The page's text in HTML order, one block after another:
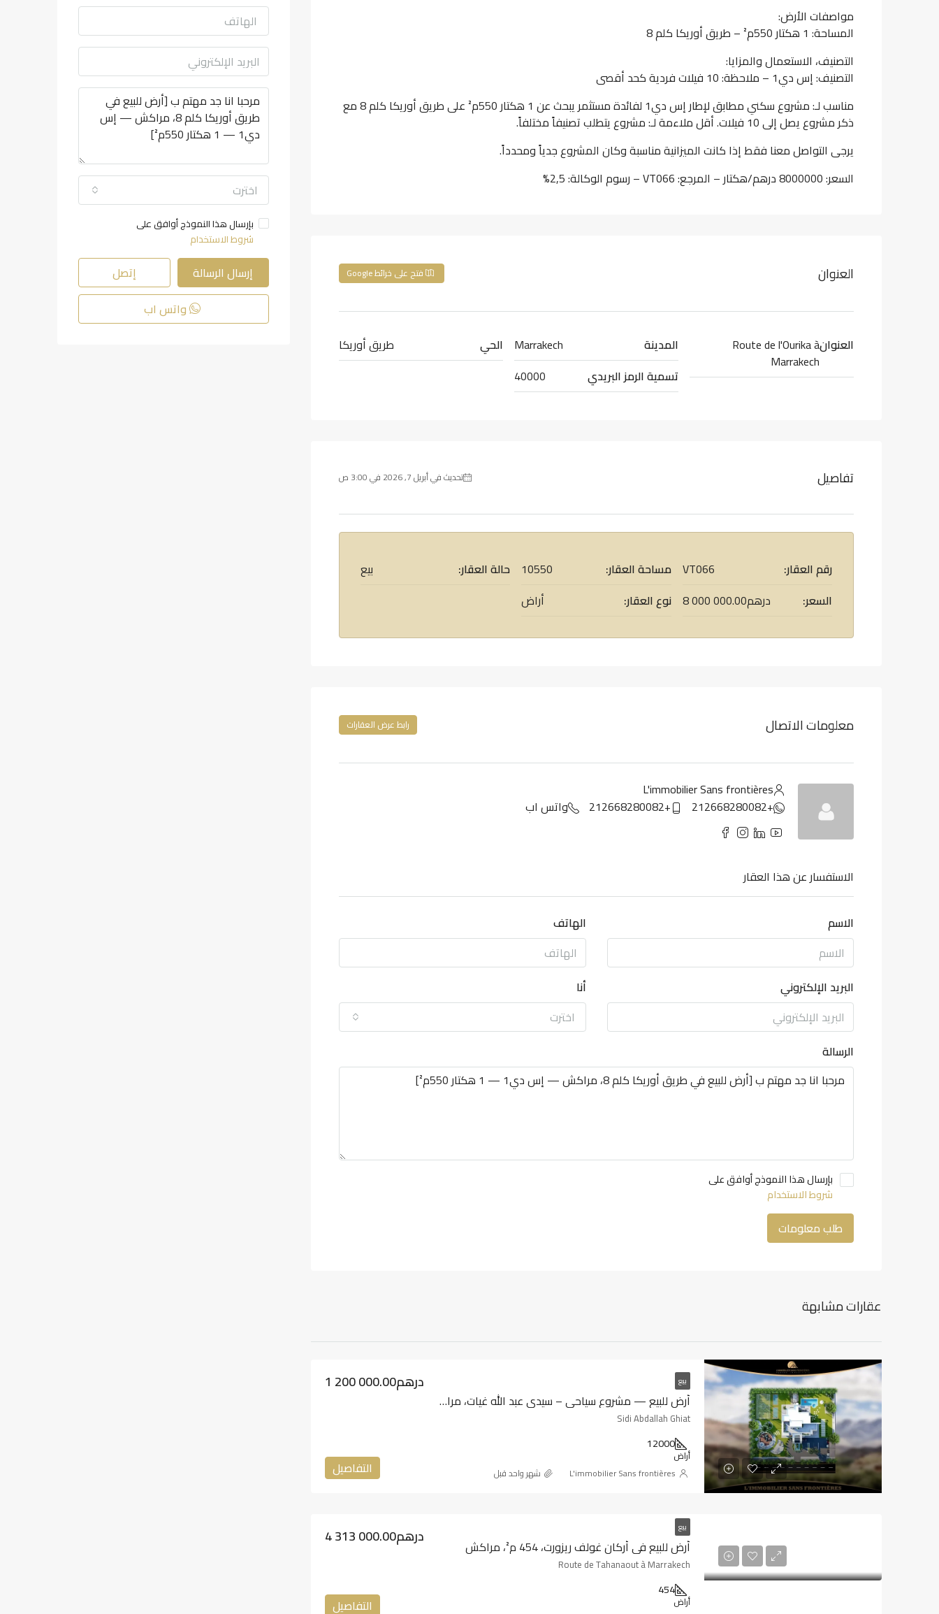
مواصفات الأرض:
المساحة: 1 هكتار 550م² – طريق أوريكا كلم 8
التصنيف، الاستعمال والمزايا:
التصنيف: إس دي1 – ملاحظة: 10 فيلات فردية كحد أقصى
مناسب لـ: مشروع سكني مطابق لإطار إس دي1 لفائدة مستثمر يبحث عن 1 هكتار 550م² على طريق أوريكا كلم 8 مع
ذكر مشروع يصل إلى 10 فيلات. أقل ملاءمة لـ: مشروع يتطلب تصنيفاً مختلفاً.
يرجى التواصل معنا فقط إذا كانت الميزانية مناسبة وكان المشروع جدياً ومحدداً.
السعر: 8000000 درهم/هكتار – المرجع: VT066 – رسوم الوكالة: 2,5%
العنوان فتح على خرائط Google
العنوانRoute de l'Ourika à
Marrakech
المدينة
Marrakech
تسمية الرمز البريدي
40000
الحي طريق أوريكا
تفاصيل تحديث في أبريل 7, 2026 في 3:00 ص
رقم العقار:
VT066
السعر:
8 000 000.00درهم
مساحة العقار:
10550
نوع العقار:
أراض
حالة العقار: بيع
معلومات الاتصال رابط عرض العقارات
L'immobilier Sans frontières
+212668280082
+212668280082 واتس اب
الاستفسار عن هذا العقار
الاسم الهاتف
البريد الإلكتروني
أنا
اخترت
الرسالة
بإرسال هذا النموذج أوافق على
شروط الاستخدام
طلب معلومات
عقارات مشابهة
بيع
أرض للبيع — مشروع سياحي – سيدي عبد الله غيات، مراكش
1 200 000.00درهم
Sidi Abdallah Ghiat
12000
أراض
التفاصيل L'immobilier Sans frontières ‏شهر واحد قبل
بيع
أرض للبيع في أركان غولف ريزورت، 454 م²، مراكش 4 313 000.00درهم
Route de Tahanaout à Marrakech
454
أراض التفاصيل
اخترت
بإرسال هذا النموذج أوافق على
شروط الاستخدام
إرسال الرسالة
إتصل
واتس اب